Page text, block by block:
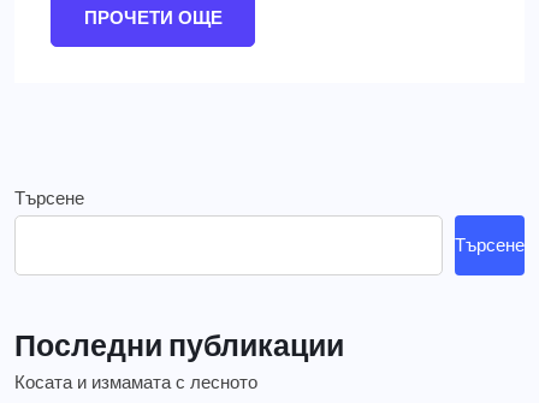
ПРОЧЕТИ ОЩЕ
Търсене
Търсене
Последни публикации
Косата и измамата с лесното